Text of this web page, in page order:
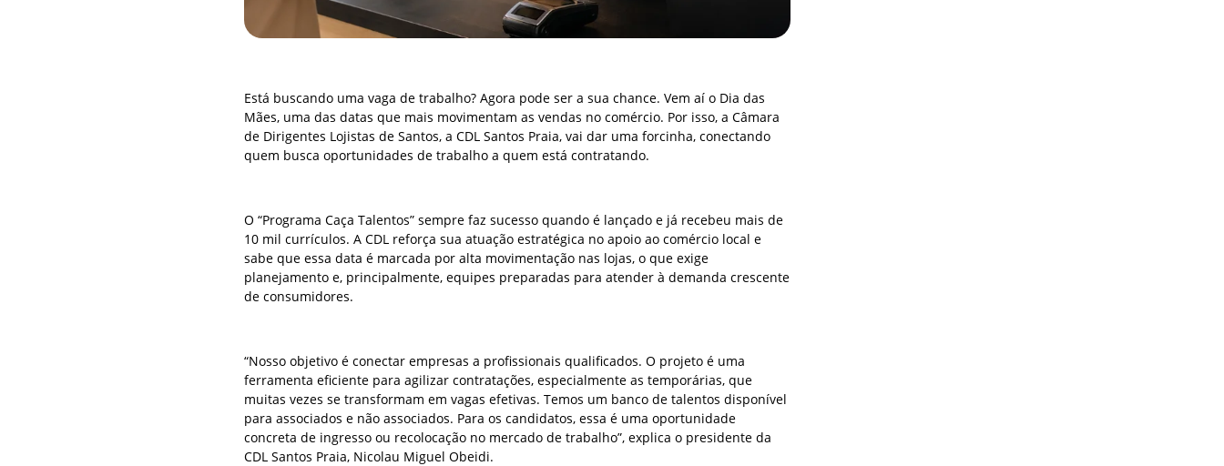
Está buscando uma vaga de trabalho? Agora pode ser a sua chance. Vem aí o Dia das
Mães, uma das datas que mais movimentam as vendas no comércio. Por isso, a Câmara
de Dirigentes Lojistas de Santos, a CDL Santos Praia, vai dar uma forcinha, conectando
quem busca oportunidades de trabalho a quem está contratando.
O “Programa Caça Talentos” sempre faz sucesso quando é lançado e já recebeu mais de
10 mil currículos. A CDL reforça sua atuação estratégica no apoio ao comércio local e
sabe que essa data é marcada por alta movimentação nas lojas, o que exige
planejamento e, principalmente, equipes preparadas para atender à demanda crescente
de consumidores.
“Nosso objetivo é conectar empresas a profissionais qualificados. O projeto é uma
ferramenta eficiente para agilizar contratações, especialmente as temporárias, que
muitas vezes se transformam em vagas efetivas. Temos um banco de talentos disponível
para associados e não associados. Para os candidatos, essa é uma oportunidade
concreta de ingresso ou recolocação no mercado de trabalho”, explica o presidente da
CDL Santos Praia, Nicolau Miguel Obeidi.